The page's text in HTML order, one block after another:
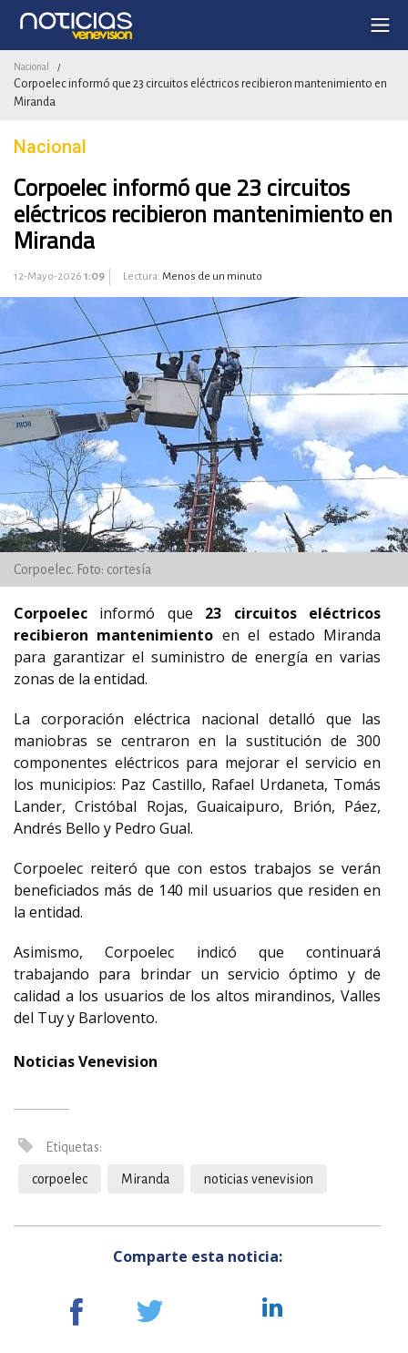
Nacional /
Corpoelec informó que 23 circuitos eléctricos recibieron mantenimiento en
Miranda
Nacional
Corpoelec informó que 23 circuitos
eléctricos recibieron mantenimiento en
Miranda
12-Mayo-2026 1:09 Lectura: Menos de un minuto
Corpoelec. Foto: cortesía
Corpoelec informó que 23 circuitos eléctricos
recibieron mantenimiento en el estado Miranda
para garantizar el suministro de energía en varias
zonas de la entidad.
La corporación eléctrica nacional detalló que las
maniobras se centraron en la sustitución de 300
componentes eléctricos para mejorar el servicio en
los municipios: Paz Castillo, Rafael Urdaneta, Tomás
Lander, Cristóbal Rojas, Guaicaipuro, Brión, Páez,
Andrés Bello y Pedro Gual.
Corpoelec reiteró que con estos trabajos se verán
beneficiados más de 140 mil usuarios que residen en
la entidad.
Asimismo, Corpoelec indicó que continuará
trabajando para brindar un servicio óptimo y de
calidad a los usuarios de los altos mirandinos, Valles
del Tuy y Barlovento.
Noticias Venevision
Etiquetas:
corpoelec Miranda noticias venevision
Comparte esta noticia: